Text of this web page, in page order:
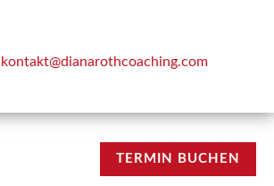
kontakt@dianarothcoaching.com
TERMIN BUCHEN